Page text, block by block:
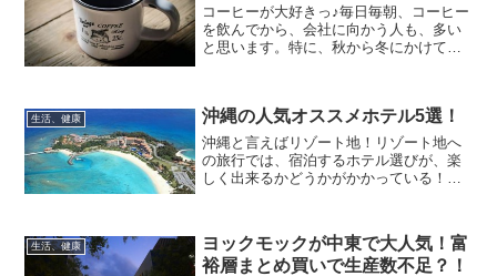
コーヒーが大好きっ♪毎日毎朝、コーヒー
を飲んでから、会社に向かう人も、多い
と思います。特に、秋から冬にかけての
ーを買って、出勤する人...
生活、健康 沖縄の人気オススメホテル5選！
沖縄と言えばリゾート地！リゾート地へ
の旅行では、宿泊するホテル選びが、楽
しく出来るかどうかがかかっている！と
もの。という事で。休みがあれば沖縄旅
行！一ヶ月に2回は海外出...
生活、健康
ヨックモックが中東で大人気！富
裕層まとめ買いで生産数不足？！